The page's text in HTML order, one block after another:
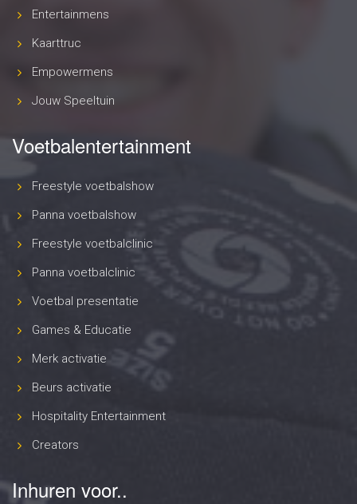
Entertainmens
Kaarttruc
Empowermens
Jouw Speeltuin
Voetbalentertainment
Freestyle voetbalshow
Panna voetbalshow
Freestyle voetbalclinic
Panna voetbalclinic
Voetbal presentatie
Games & Educatie
Merk activatie
Beurs activatie
Hospitality Entertainment
Creators
Inhuren voor..